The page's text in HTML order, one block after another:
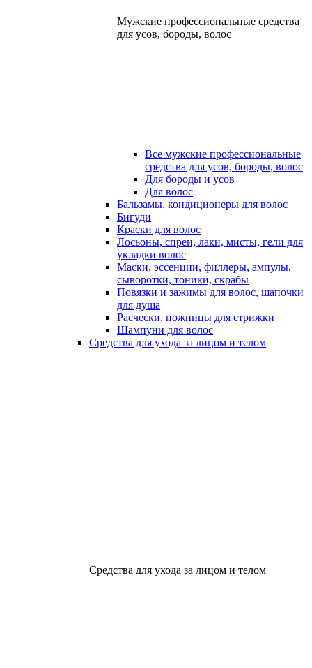
Мужские профессиональные средства
для усов, бороды, волос
Все мужские профессиональные
средства для усов, бороды, волос
Для бороды и усов
Для волос
Бальзамы, кондиционеры для волос
Бигуди
Краски для волос
Лосьоны, спреи, лаки, мисты, гели для
укладки волос
Маски, эссенции, филлеры, ампулы,
сыворотки, тоники, скрабы
Повязки и зажимы для волос, шапочки
для душа
Расчески, ножницы для стрижки
Шампуни для волос
Средства для ухода за лицом и телом
Средства для ухода за лицом и телом